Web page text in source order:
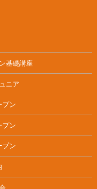
基礎講座
ニア
プン
プン
プン